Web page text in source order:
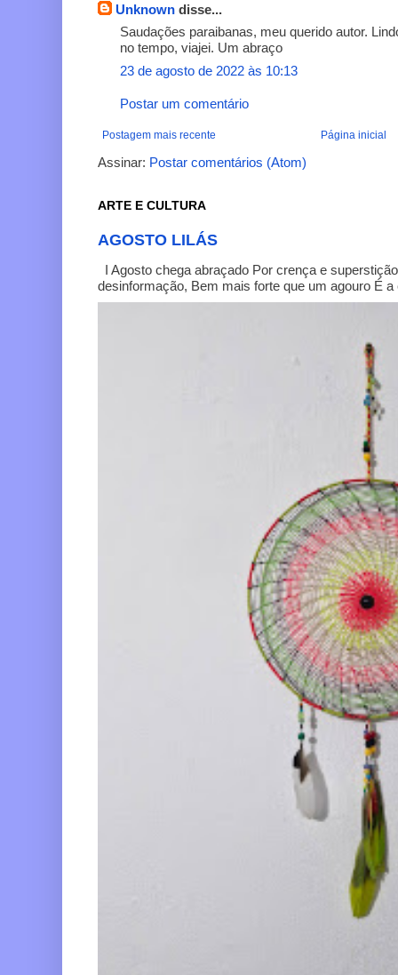
Unknown disse...
Saudações paraibanas, meu querido autor.
no tempo, viajei. Um abraço
23 de agosto de 2022 às 10:13
Postar um comentário
Postagem mais recente Página inicial
Assinar: Postar comentários (Atom)
ARTE E CULTURA
AGOSTO LILÁS
I Agosto chega abraçado Por crença e
desinformação, Bem mais forte que um agouro É